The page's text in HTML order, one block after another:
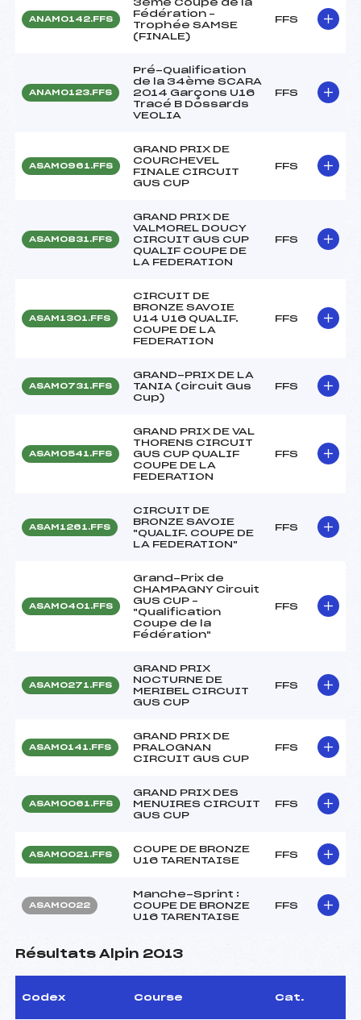
ANAM0142.FFS
3ème Coupe de la
Fédération –
Trophée SAMSE
(FINALE)
FFS
ANAM0123.FFS
Pré-Qualification
de la 34ème SCARA
2014 Garçons U16
Tracé B Dossards
VEOLIA
FFS
ASAM0961.FFS
GRAND PRIX DE
COURCHEVEL
FINALE CIRCUIT
GUS CUP
FFS
ASAM0831.FFS
GRAND PRIX DE
VALMOREL DOUCY
CIRCUIT GUS CUP
QUALIF COUPE DE
LA FEDERATION
FFS
ASAM1301.FFS
CIRCUIT DE
BRONZE SAVOIE
U14 U16 QUALIF.
COUPE DE LA
FEDERATION
FFS
ASAM0731.FFS
GRAND-PRIX DE LA
TANIA (circuit Gus
Cup)
FFS
ASAM0541.FFS
GRAND PRIX DE VAL
THORENS CIRCUIT
GUS CUP QUALIF
COUPE DE LA
FEDERATION
FFS
ASAM1261.FFS
CIRCUIT DE
BRONZE SAVOIE
"QUALIF. COUPE DE
LA FEDERATION"
FFS
ASAM0401.FFS
Grand-Prix de
CHAMPAGNY Circuit
GUS CUP –
"Qualification
Coupe de la
Fédération"
FFS
ASAM0271.FFS
GRAND PRIX
NOCTURNE DE
MERIBEL CIRCUIT
GUS CUP
FFS
ASAM0141.FFS
GRAND PRIX DE
PRALOGNAN
CIRCUIT GUS CUP
FFS
ASAM0061.FFS
GRAND PRIX DES
MENUIRES CIRCUIT
GUS CUP
FFS
ASAM0021.FFS
COUPE DE BRONZE
U16 TARENTAISE
FFS
ASAM0022
Manche-Sprint :
COUPE DE BRONZE
U16 TARENTAISE
FFS
Résultats Alpin 2013
Codex Course Cat.